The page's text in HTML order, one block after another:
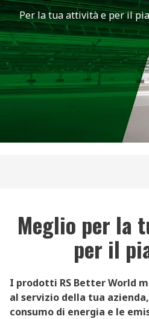
Per la tua attività e per il
Meglio per la
per il
I prodotti RS Better World
al servizio della tua
consumo di energia e le